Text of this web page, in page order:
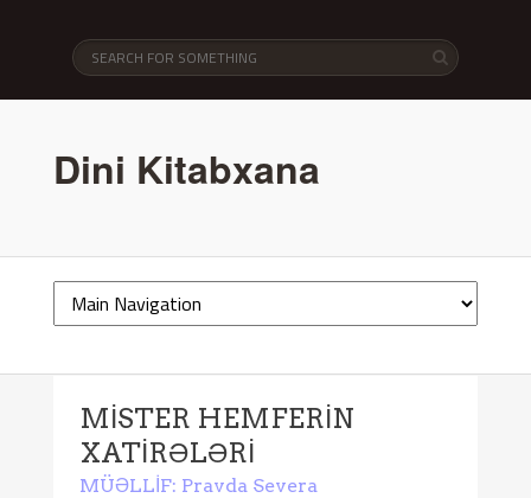
Dini Kitabxana
MİSTER HEMFERİN
XATİRƏLƏRİ
MÜƏLLİF: Pravda Severa